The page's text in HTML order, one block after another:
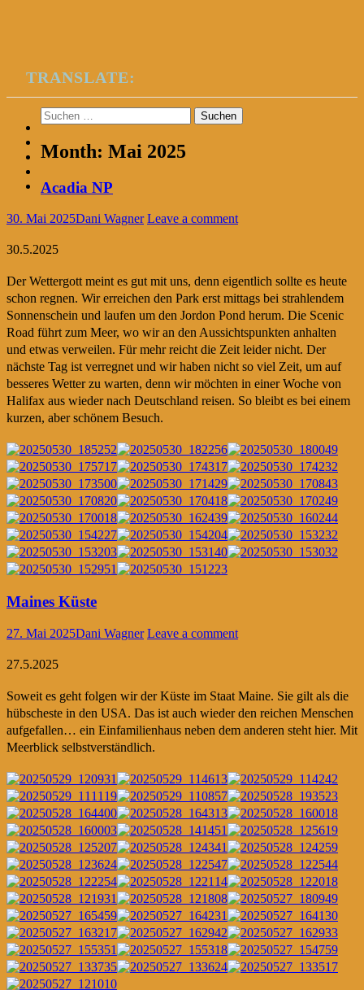
TRANSLATE:
Suchen
nach:
Month: Mai 2025
Acadia NP
30. Mai 2025Dani Wagner Leave a comment
30.5.2025
Der Wettergott meint es gut mit uns, denn eigentlich sollte es heute
schon regnen. Wir erreichen den Park erst mittags bei strahlendem
Sonnenschein und laufen um den Jordon Pond herum. Die Scenic
Road führt zum Meer, wo wir an den Aussichtspunkten anhalten
und etwas verweilen. Für mehr reicht die Zeit leider nicht. Der
nächste Tag ist verregnet und wir haben nicht so viel Zeit, um auf
besseres Wetter zu warten, denn wir möchten in einer Woche von
Halifax aus wieder nach Deutschland reisen. So bleibt es bei einem
kurzen, aber schönem Besuch.
Maines Küste
27. Mai 2025Dani Wagner Leave a comment
27.5.2025
Soweit es geht folgen wir der Küste im Staat Maine. Sie gilt als die
hübscheste in den USA. Das ist auch wieder den reichen Menschen
aufgefallen… ein Einfamilienhaus neben dem anderen steht hier. Mit
Meerblick selbstverständlich.